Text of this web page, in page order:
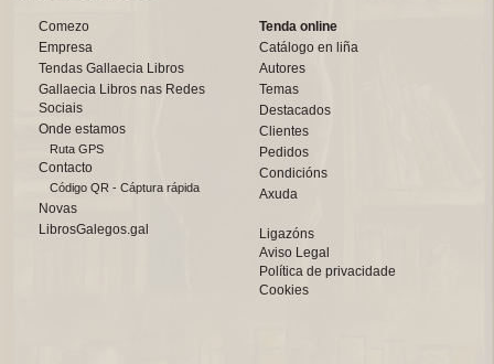
Comezo
Empresa
Tendas Gallaecia Libros
Gallaecia Libros nas Redes
Sociais
Onde estamos
Ruta GPS
Contacto
Código QR - Cáptura rápida
Novas
LibrosGalegos.gal
Tenda online
Catálogo en liña
Autores
Temas
Destacados
Clientes
Pedidos
Condicións
Axuda
Ligazóns
Aviso Legal
Política de privacidade
Cookies